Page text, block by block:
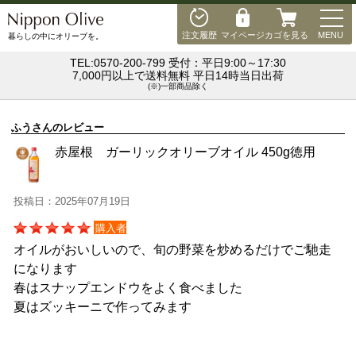
注文履歴 マイページカゴを見る MENU
暮らしの中にオリーブを。
TEL:0570-200-799 受付：平日9:00～17:30
7,000円以上で送料無料 平日14時当日出荷
(※)一部商品除く
ふうさんのレビュー
赤屋根 ガーリックオリーブオイル 450g徳用
投稿日：2025年07月19日
購入者
オイルがおいしいので、旬の野菜を炒めるだけでご馳走
になります
春はスナップエンドウをよく食べました
夏はズッキーニで作ってみます